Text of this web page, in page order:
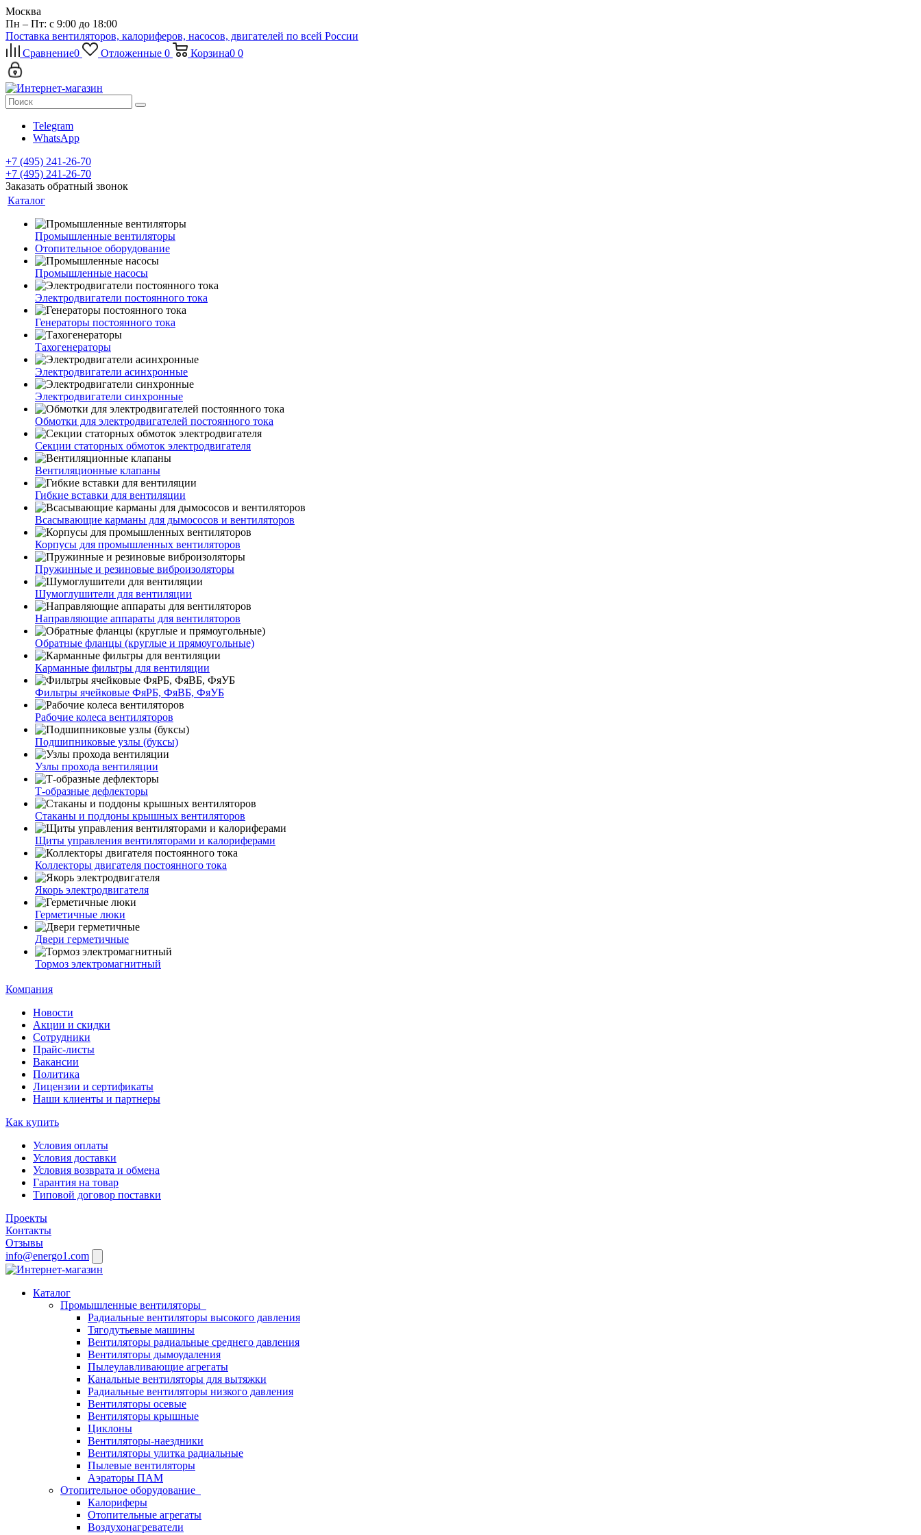
Москва
Пн – Пт: с 9:00 до 18:00
Поставка вентиляторов, калориферов, насосов, двигателей по всей России
Сравнение0 Отложенные 0 Корзина0 0
Telegram
WhatsApp
+7 (495) 241-26-70
+7 (495) 241-26-70
Заказать обратный звонок
Каталог
Промышленные вентиляторы
Отопительное оборудование
Промышленные насосы
Электродвигатели постоянного тока
Генераторы постоянного тока
Тахогенераторы
Электродвигатели асинхронные
Электродвигатели синхронные
Обмотки для электродвигателей постоянного тока
Секции статорных обмоток электродвигателя
Вентиляционные клапаны
Гибкие вставки для вентиляции
Всасывающие карманы для дымососов и вентиляторов
Корпусы для промышленных вентиляторов
Пружинные и резиновые виброизоляторы
Шумоглушители для вентиляции
Направляющие аппараты для вентиляторов
Обратные фланцы (круглые и прямоугольные)
Карманные фильтры для вентиляции
Фильтры ячейковые ФяРБ, ФяВБ, ФяУБ
Рабочие колеса вентиляторов
Подшипниковые узлы (буксы)
Узлы прохода вентиляции
Т-образные дефлекторы
Стаканы и поддоны крышных вентиляторов
Щиты управления вентиляторами и калориферами
Коллекторы двигателя постоянного тока
Якорь электродвигателя
Герметичные люки
Двери герметичные
Тормоз электромагнитный
Компания
Новости
Акции и скидки
Сотрудники
Прайс-листы
Вакансии
Политика
Лицензии и сертификаты
Наши клиенты и партнеры
Как купить
Условия оплаты
Условия доставки
Условия возврата и обмена
Гарантия на товар
Типовой договор поставки
Проекты
Контакты
Отзывы
info@energo1.com
Каталог
Промышленные вентиляторы
Радиальные вентиляторы высокого давления
Тягодутьевые машины
Вентиляторы радиальные среднего давления
Вентиляторы дымоудаления
Пылеулавливающие агрегаты
Канальные вентиляторы для вытяжки
Радиальные вентиляторы низкого давления
Вентиляторы осевые
Вентиляторы крышные
Циклоны
Вентиляторы-наездники
Вентиляторы улитка радиальные
Пылевые вентиляторы
Аэраторы ПАМ
Отопительное оборудование
Калориферы
Отопительные агрегаты
Воздухонагреватели